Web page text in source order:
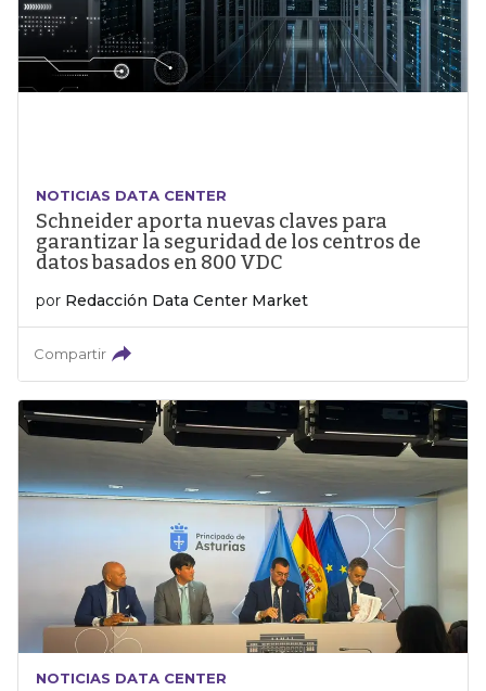
NOTICIAS DATA CENTER
Schneider aporta nuevas claves para
garantizar la seguridad de los centros de
datos basados en 800 VDC
por Redacción Data Center Market
Compartir
NOTICIAS DATA CENTER